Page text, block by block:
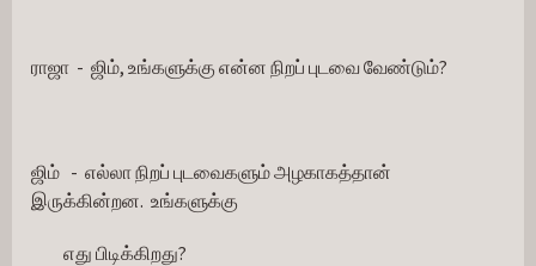
ராஜா  -  ஜிம், உங்களுக்கு என்ன நிறப் புடவை வேண்டும்?
ஜிம்   -  எல்லா நிறப் புடவைகளும் அழகாகத்தான்
இருக்கின்றன.  உங்களுக்கு
எது பிடிக்கிறது?